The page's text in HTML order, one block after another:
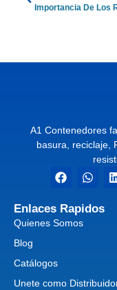
A1 Contenedores
basura, reciclaje,
Enlaces Rapidos
Quienes Somos
Blog
Catálogos
Unete como